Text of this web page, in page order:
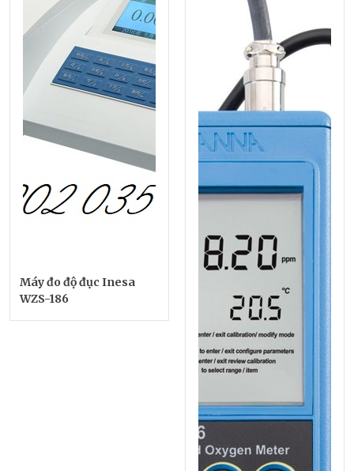
Máy đo độ đục Inesa
WZS-186